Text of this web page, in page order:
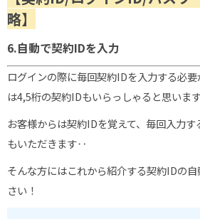
略】
6.自動で契約IDを入力
ログインの際に毎回契約IDを入力する必
は4,5桁の契約IDもいらっしゃると思います
お客様からは契約IDを覚えて、毎回入力
もいただきます‥
そんな方にはこれから紹介する契約IDの
さい！